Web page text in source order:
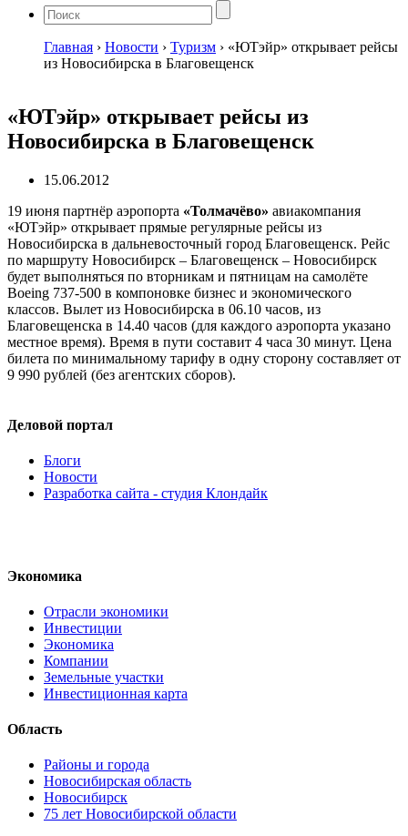
Главная › Новости › Туризм › «ЮТэйр» открывает рейсы
из Новосибирска в Благовещенск
«ЮТэйр» открывает рейсы из
Новосибирска в Благовещенск
15.06.2012
19 июня партнёр аэропорта «Толмачёво» авиакомпания
«ЮТэйр» открывает прямые регулярные рейсы из
Новосибирска в дальневосточный город Благовещенск. Рейс
по маршруту Новосибирск – Благовещенск – Новосибирск
будет выполняться по вторникам и пятницам на самолёте
Boeing 737-500 в компоновке бизнес и экономического
классов. Вылет из Новосибирска в 06.10 часов, из
Благовещенска в 14.40 часов (для каждого аэропорта указано
местное время). Время в пути составит 4 часа 30 минут. Цена
билета по минимальному тарифу в одну сторону составляет от
9 990 рублей (без агентских сборов).
Деловой портал
Блоги
Новости
Разработка сайта - студия Клондайк
Экономика
Отрасли экономики
Инвестиции
Экономика
Компании
Земельные участки
Инвестиционная карта
Область
Районы и города
Новосибирская область
Новосибирск
75 лет Новосибирской области